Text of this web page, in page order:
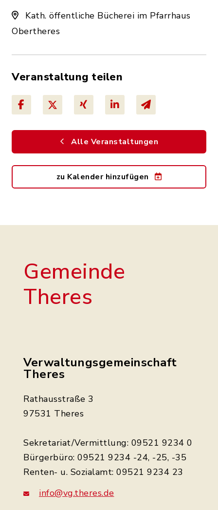
Kath. öffentliche Bücherei im Pfarrhaus
Obertheres
Veranstaltung teilen
Alle Veranstaltungen
zu Kalender hinzufügen
Gemeinde
Theres
Verwaltungsgemeinschaft
Theres
Rathausstraße 3
97531 Theres
Sekretariat/Vermittlung: 09521 9234 0
Bürgerbüro: 09521 9234 -24, -25, -35
Renten- u. Sozialamt: 09521 9234 23
info@vg.theres.de